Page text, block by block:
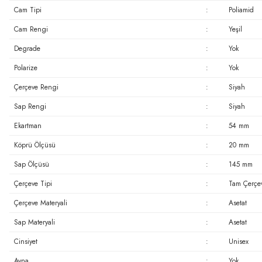
Cam Tipi :
Poliamid
Cam Rengi
:
Yeşil
Degrade
:
Yok
Polarize
:
Yok
Çerçeve Rengi
:
Siyah
Sap Rengi
:
Siyah
Ekartman
:
54 mm
Köprü Ölçüsü
:
20 mm
Sap Ölçüsü
:
145 mm
Çerçeve Tipi
:
Tam
Çerçeve Materyali
:
Asetat
Sap Materyali
:
Asetat
Cinsiyet
:
Unisex